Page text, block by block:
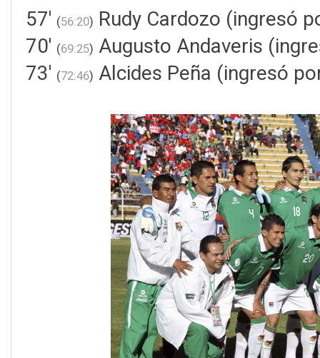
57' (56:20) Rudy Cardozo (ingresó
70' (69:25) Augusto Andaveris
73' (72:46) Alcides Peña (ingresó